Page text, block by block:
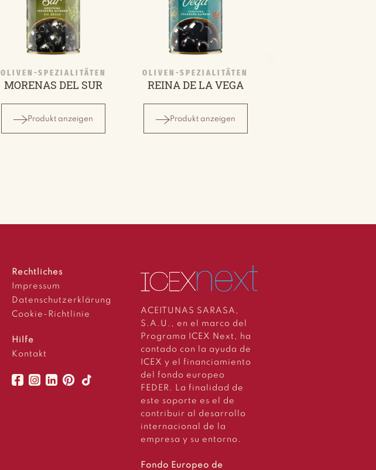
OLIVEN-SPEZIALITÄTEN
MORENAS DEL SUR
Produkt anzeigen
OLIVEN-SPEZIALITÄTEN
REINA DE LA VEGA
Produkt anzeigen
Rechtliches
Impressum
Datenschutzerklärung
Cookie-Richtlinie
Hilfe
Kontakt
ACEITUNAS SARASA,
S.A.U., en el marco del
Programa ICEX Next, ha
contado con la ayuda de
ICEX y el financiamiento
del fondo europeo
FEDER. La finalidad de
este soporte es el de
contribuir al desarrollo
internacional de la
empresa y su entorno.
Fondo Europeo de